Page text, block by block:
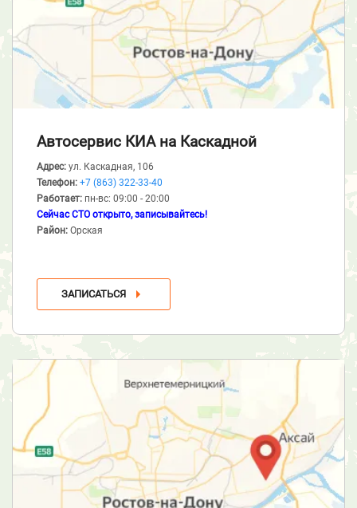
Автосервис КИА на Каскадной
Адрес: ул. Каскадная, 106
Телефон: +7 (863) 322-33-40
Работает: пн-вс: 09:00 - 20:00
Сейчас СТО открыто, записывайтесь!
Район: Орская
ЗАПИСАТЬСЯ